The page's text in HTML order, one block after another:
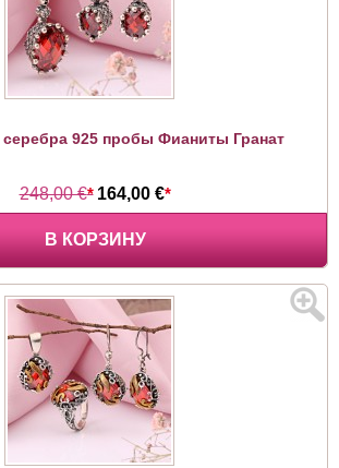
серебра 925 пробы Фианиты Гранат
248,00 €* 164,00 €*
В КОРЗИНУ